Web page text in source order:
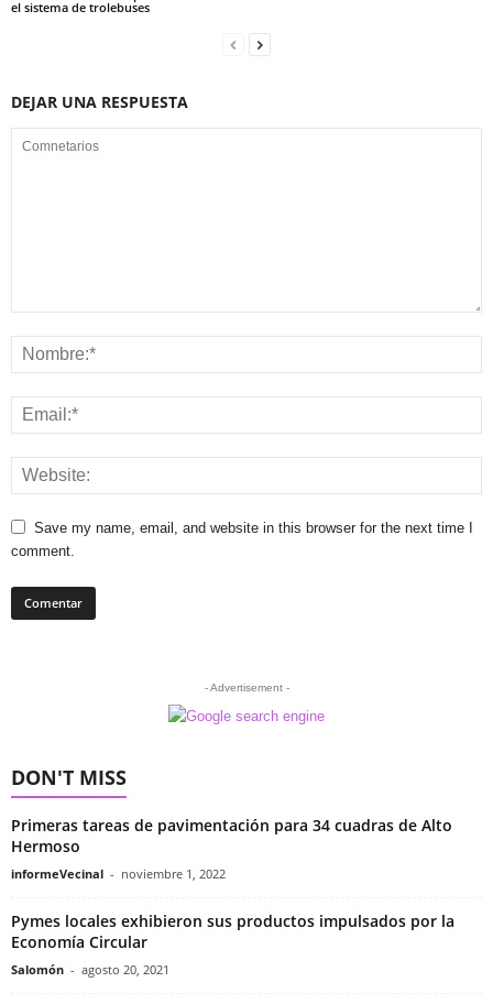
el sistema de trolebuses
DEJAR UNA RESPUESTA
Save my name, email, and website in this browser for the next time I
comment.
- Advertisement -
DON'T MISS
Primeras tareas de pavimentación para 34 cuadras de Alto
Hermoso
informeVecinal - noviembre 1, 2022
Pymes locales exhibieron sus productos impulsados por la
Economía Circular
Salomón - agosto 20, 2021